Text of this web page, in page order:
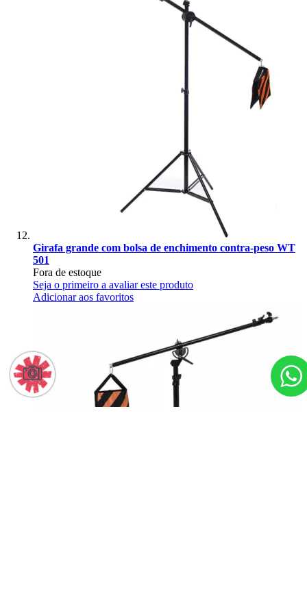
Girafa grande com bolsa de enchimento contra-peso WT
501
Fora de estoque
Seja o primeiro a avaliar este produto
Adicionar aos favoritos